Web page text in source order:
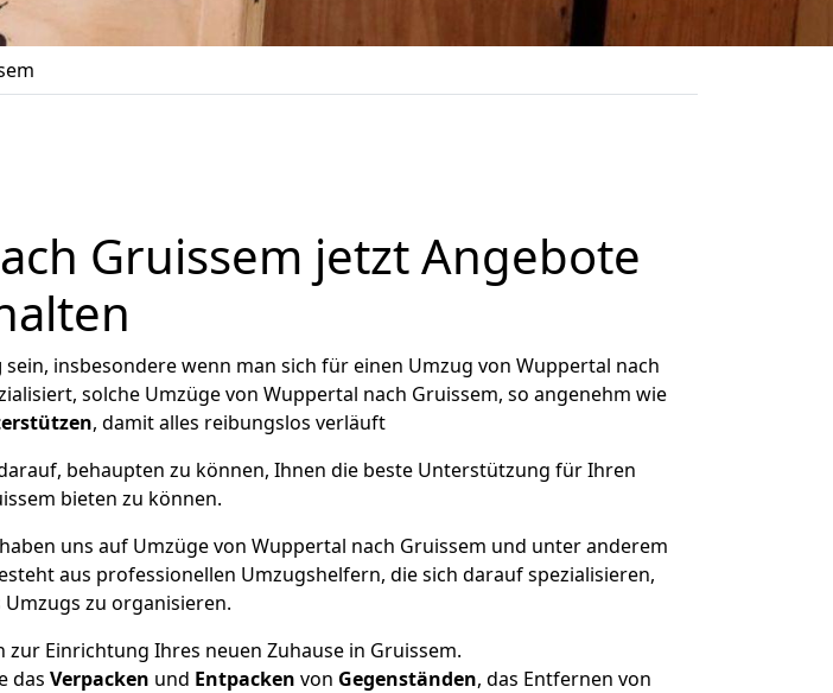
Gruissem jetzt Angebote
sein, insbesondere wenn man sich für einen Umzug von Wuppertal nach
solche Umzüge von Wuppertal nach Gruissem, so angenehm wie
, damit alles reibungslos verläuft
behaupten zu können, Ihnen die beste Unterstützung für Ihren
bieten zu können.
uns auf Umzüge von Wuppertal nach Gruissem und unter anderem
aus professionellen Umzugshelfern, die sich darauf spezialisieren,
Umzugs zu organisieren.
Einrichtung Ihres neuen Zuhause in Gruissem.
das Verpacken und Entpacken von Gegenständen, das Entfernen von